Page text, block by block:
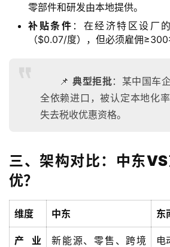
页
外
公
海
外
零部件和研发由本地提供。
补贴条件 ：在经济特区设厂
（$0.07/度），但必须雇佣≥300
📌典型拒批：某中国车
全依赖进口，被认定本地化
失去税收优惠资格。
三、架构对比：中东
优？
维度 中东 东
产业
新能源、零售、跨境
电